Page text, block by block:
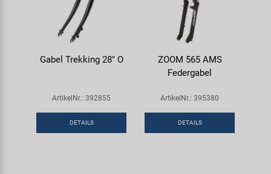
Gabel Trekking 28" O
ArtikelNr.: 392855
DETAILS
ZOOM 565 AMS
Federgabel
ArtikelNr.: 395380
DETAILS